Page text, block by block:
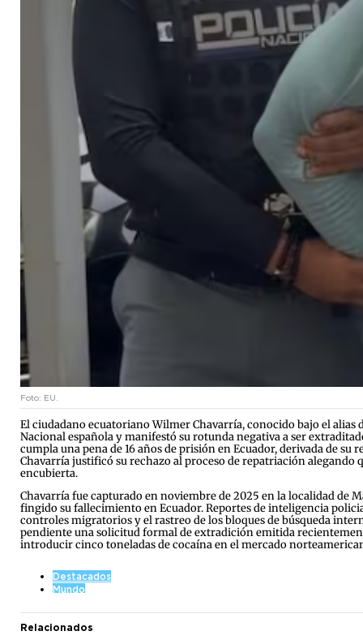
Foto: EU.
El ciudadano ecuatoriano Wilmer Chavarría, conocido bajo el
Nacional española y manifestó su rotunda negativa a ser
cumpla una pena de 16 años de prisión en Ecuador, derivada de
Chavarría justificó su rechazo al proceso de repatriación
encubierta.
Chavarría fue capturado en noviembre de 2025 en la localidad de
fingido su fallecimiento en Ecuador. Reportes de inteligencia
controles migratorios y el rastreo de los bloques de búsqueda
pendiente una solicitud formal de extradición emitida
introducir cinco toneladas de cocaína en el mercado
Destacados
Mundo
Relacionados